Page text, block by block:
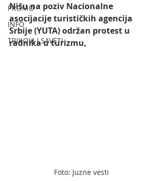
PROMO
INFO
TRIKOVI I SAVETI
Nišu na poziv Nacionalne
asocijacije turističkih agencija
Srbije (YUTA) održan protest u
radnika u turizmu,
Foto: Juzne vesti